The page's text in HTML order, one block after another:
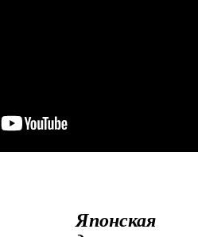
Японская